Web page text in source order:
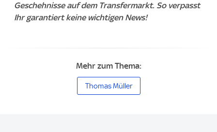
Geschehnisse auf dem Transfermarkt. So verpasst
Ihr garantiert keine wichtigen News!
Mehr zum Thema:
Thomas Müller